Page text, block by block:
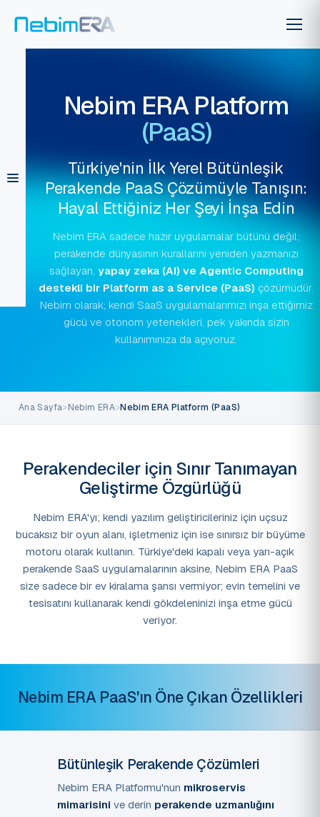
Nebim ERA Platform
(PaaS)
Türkiye'nin İlk Yerel Bütünleşik
Perakende PaaS Çözümüyle Tanışın:
Hayal Ettiğiniz Her Şeyi İnşa Edin
Nebim ERA sadece hazır uygulamalar bütünü değil;
perakende dünyasının kurallarını yeniden yazmanızı
sağlayan, yapay zeka (AI) ve Agentic Computing
destekli bir Platform as a Service (PaaS) çözümüdür.
Nebim olarak; kendi SaaS uygulamalarımızı inşa ettiğimiz
gücü ve otonom yetenekleri, pek yakında sizin
kullanımınıza da açıyoruz.
Ana Sayfa>Nebim ERA>Nebim ERA Platform (PaaS)
Perakendeciler için Sınır Tanımayan
Geliştirme Özgürlüğü
Nebim ERA'yı; kendi yazılım geliştiricileriniz için uçsuz
bucaksız bir oyun alanı, işletmeniz için ise sınırsız bir büyüme
motoru olarak kullanın. Türkiye'deki kapalı veya yarı-açık
perakende SaaS uygulamalarının aksine, Nebim ERA PaaS
size sadece bir ev kiralama şansı vermiyor; evin temelini ve
tesisatını kullanarak kendi gökdeleninizi inşa etme gücü
veriyor.
Nebim ERA PaaS'ın Öne Çıkan Özellikleri
Bütünleşik Perakende Çözümleri
Nebim ERA Platformu'nun mikroservis
mimarisini ve derin perakende uzmanlığını